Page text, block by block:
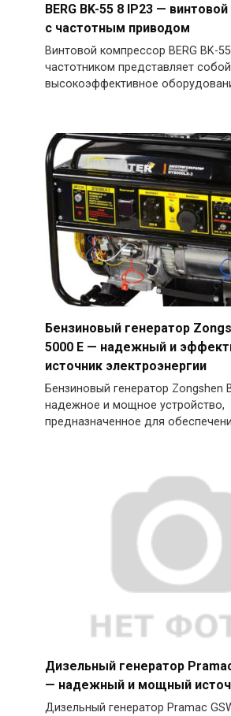
BERG BK-55 8 IP23 —
с частотным приводом
Винтовой компрессор BERG BK-
частотником представляет собой
высокоэффективное
Бензиновый генератор
5000 E — надежный и
источник электроэнергии
Бензиновый генератор Zongshen
надежное и мощное устройство,
предназначенное для
Дизельный генератор
— надежный и мощный
Дизельный генератор Pramac